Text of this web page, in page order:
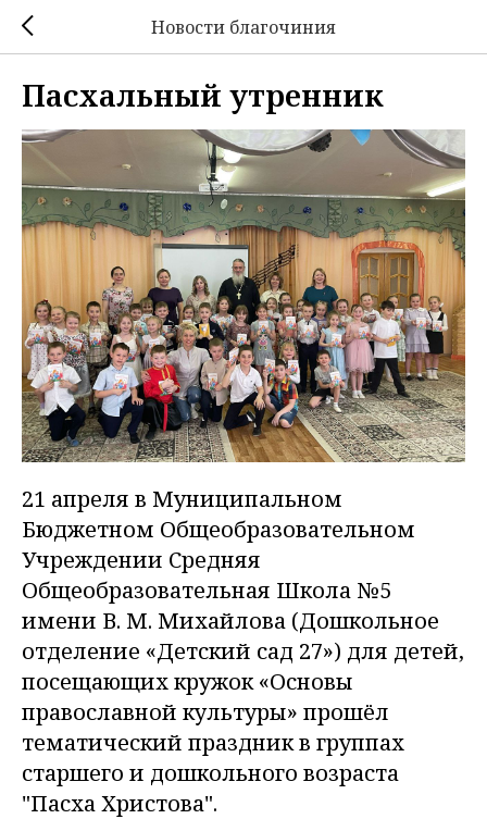
Новости благочиния
Пасхальный утренник
21 апреля в Муниципальном
Бюджетном Общеобразовательном
Учреждении Средняя
Общеобразовательная Школа №5
имени В. М. Михайлова (Дошкольное
отделение «Детский сад 27») для детей,
посещающих кружок «Основы
православной культуры» прошёл
тематический праздник в группах
старшего и дошкольного возраста
"Пасха Христова".